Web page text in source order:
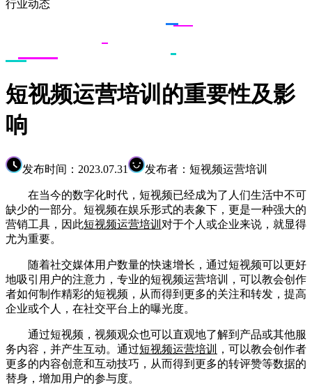
行业动态
短视频运营培训的重要性及影
响
发布时间：2023.07.31 发布者：短视频运营培训
在当今的数字化时代，短视频已经成为了人们生活中不可
缺少的一部分。短视频在娱乐形式的表象下，更是一种强大的
营销工具，因此短视频运营培训 对于个人或企业来说，就显得
尤为重要。
随着社交媒体用户数量的快速增长，通过短视频可以更好
地吸引用户的注意力，专业的短视频运营培训，可以教会创作
者如何制作精彩的短视频，从而得到更多的关注和转发，提高
企业或个人，在社交平台上的曝光度。
通过短视频，视频观众也可以直观地了解到产品或其他服
务内容，并产生互动。通过短视频运营培训
，可以教会创作者
更多的内容创意和互动技巧，从而得到更多的转评赞等数据的
替身，增加用户的参与度。